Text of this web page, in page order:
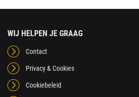
WIJ HELPEN JE GRAAG
Contact
Privacy & Cookies
Cookiebeleid